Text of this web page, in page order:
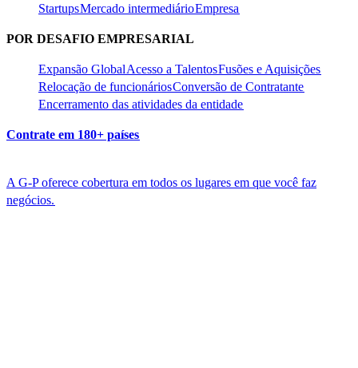
Startups​​Mercado intermediário​​Empresa​​
POR DESAFIO EMPRESARIAL​​
Expansão Global​​Acesso a Talentos​​Fusões e Aquisições​​
Relocação de funcionários​​Conversão de Contratante​​
Encerramento das atividades da entidade​​
Contrate em 180+ países​​
A G-P oferece cobertura em todos os lugares em que você faz
negócios.​​